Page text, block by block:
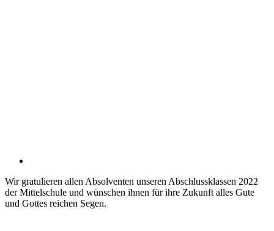
Wir gratulieren allen Absolventen unseren Abschlussklassen 2022
der Mittelschule und wünschen ihnen für ihre Zukunft alles Gute
und Gottes reichen Segen.